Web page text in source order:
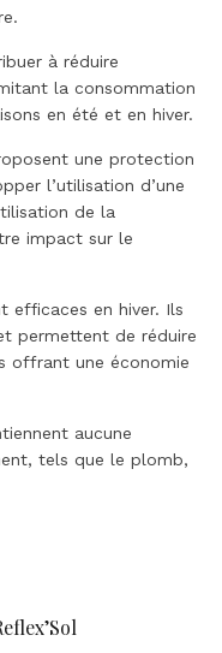
à réduire
la consommation
en été et en hiver.
une protection
l’utilisation d’une
de la
impact sur le
efficaces en hiver. Ils
permettent de réduire
offrant une économie
aucune
tels que le plomb,